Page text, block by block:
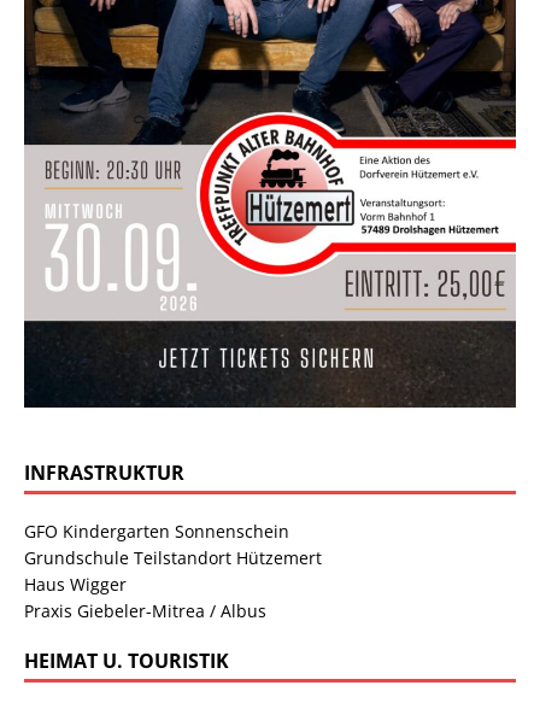
INFRASTRUKTUR
GFO Kindergarten Sonnenschein
Grundschule Teilstandort Hützemert
Haus Wigger
Praxis Giebeler-Mitrea / Albus
HEIMAT U. TOURISTIK